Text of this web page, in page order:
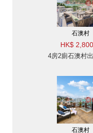
石澳村
HK$
4房2廁石澳村
石澳村